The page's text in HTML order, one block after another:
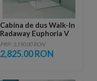
Cabina de dus Walk-In
Radaway Euphoria V
110X200 cm sticla
transparenta
PRP: 3,190.00 RON
2,825.00 RON